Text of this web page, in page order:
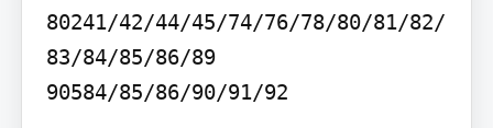
80241/42/44/45/74/76/78/80/81/82/
83/84/85/86/89
90584/85/86/90/91/92